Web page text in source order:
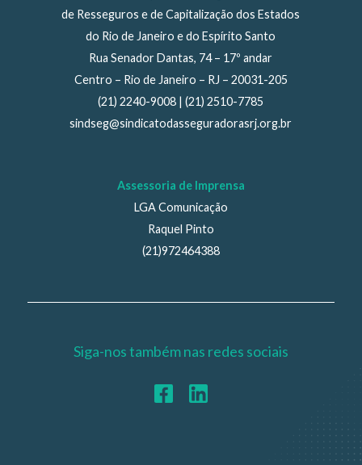
de Resseguros e de Capitalização dos Estados
do Rio de Janeiro e do Espírito Santo
Rua Senador Dantas, 74 – 17º andar
Centro – Rio de Janeiro – RJ – 20031-205
(21) 2240-9008 | (21) 2510-7785
sindseg@sindicatodasseguradorasrj.org.br
Assessoria de Imprensa
LGA Comunicação
Raquel Pinto
(21)972464388
Siga-nos também nas redes sociais